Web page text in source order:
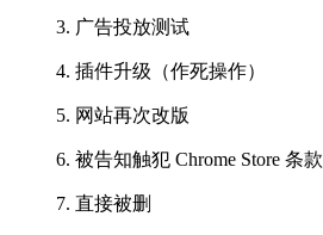
广告投放测试
插件升级（作死操作）
网站再次改版
被告知触犯 Chrome Store 条款
直接被删